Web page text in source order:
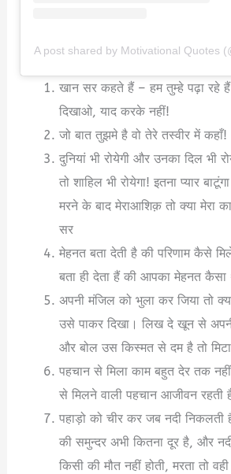
A post shared by Motivational Quotes
खान सर कहते हैं – हम तुम्हे पढ़ा रहे
दिखाओ, याद करके नहीं!
जो बात तुझमे है वो तेरे तस्वीर में
दुनियां भी रोयेगी और उनका दिल भी
तो शाहिल भी रोयेगा! इतना प्यार
मरने के बाद मेराआशिक़ तो क्या मेरा
सर
मेहनत बता देती है की परिणाम कैसे
बता ही देता हैं की आपका मेहनत
अपनी मंजिल को भुला कर जिया तो
उसे पाकर दिखा। लिख दे खून से अपनी
और बोल उस किस्मत से दम है तो
पहचान से मिला काम बहुत देर तक
से मिलने वाली पहचान आजीवन
पहाड़ो को चीर कर जब नदी निकलती
की समुन्दर अभी कितना दूर है, और
किसी की मौत नहीं होती, मरता तो